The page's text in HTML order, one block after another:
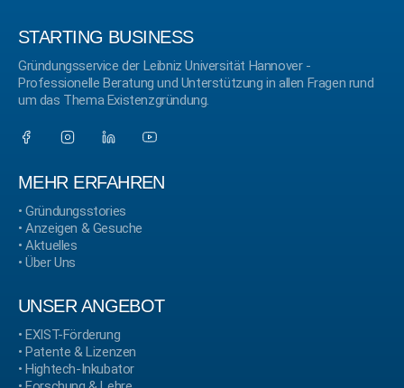
STARTING BUSINESS
Gründungsservice der Leibniz Universität Hannover -
Professionelle Beratung und Unterstützung in allen Fragen rund
um das Thema Existenzgründung.
MEHR ERFAHREN
•Gründungsstories
•Anzeigen & Gesuche
•Aktuelles
•Über Uns
UNSER ANGEBOT
•EXIST-Förderung
•Patente & Lizenzen
•Hightech-Inkubator